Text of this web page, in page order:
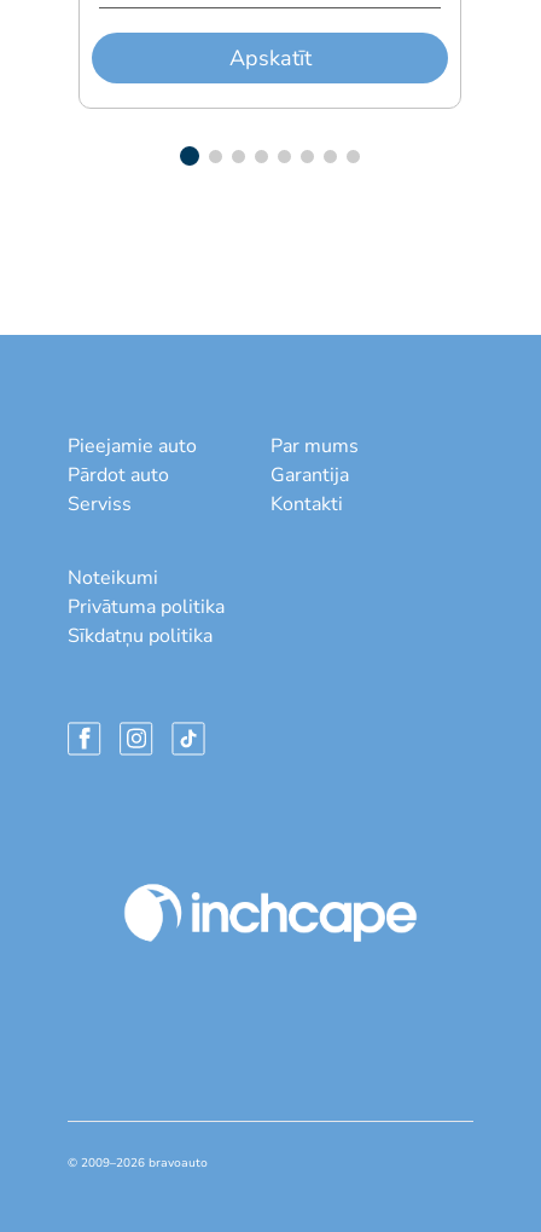
Apskatīt
Pieejamie auto
Pārdot auto
Serviss
Par mums
Garantija
Kontakti
Noteikumi
Privātuma politika
Sīkdatņu politika
© 2009–2026 bravoauto